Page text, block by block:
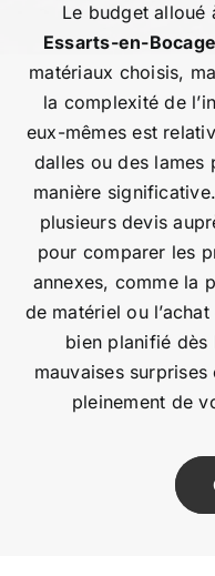
Le budget alloué
Essarts-en-Bocage
matériaux choisis,
la complexité de
eux-mêmes est
dalles ou des
manière
plusieurs devis
pour comparer les
annexes, comme la
de matériel ou
bien planifié dès
mauvaises
pleinement de